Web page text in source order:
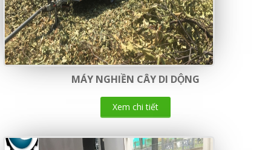
MÁY NGHIỀN CÂY DI DỘNG
Xem chi tiết